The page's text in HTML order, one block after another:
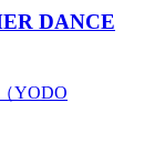
DANCE
YODO